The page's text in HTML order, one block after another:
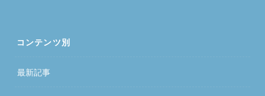
コンテンツ別
最新記事